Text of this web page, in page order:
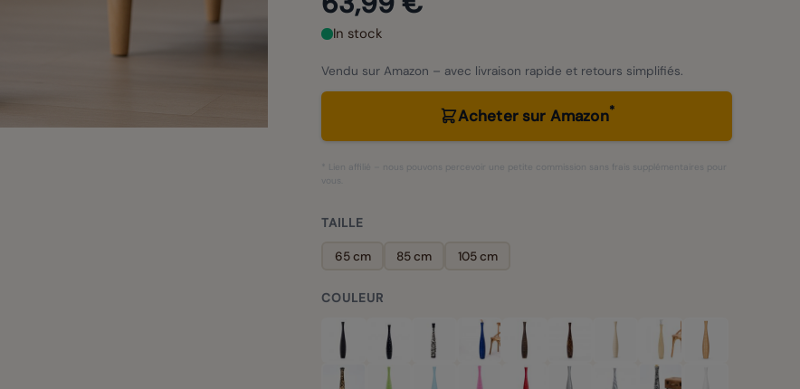
In stock
Vendu sur Amazon – avec livraison rapide et retours simplifiés.
Acheter sur Amazon*
* Lien affilié – nous pouvons percevoir une petite commission sans frais supplémentaires pour
vous.
TAILLE
65 cm 85 cm 105 cm
COULEUR